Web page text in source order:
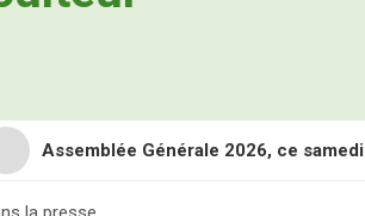
Assemblée Générale 2026, ce
Retour en images sur les Assises